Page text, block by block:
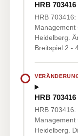
HRB 703416
HRB
Management
Heidelberg.
Breitspiel 2 -
HRB 703416
HRB
Management
Heidelberg.